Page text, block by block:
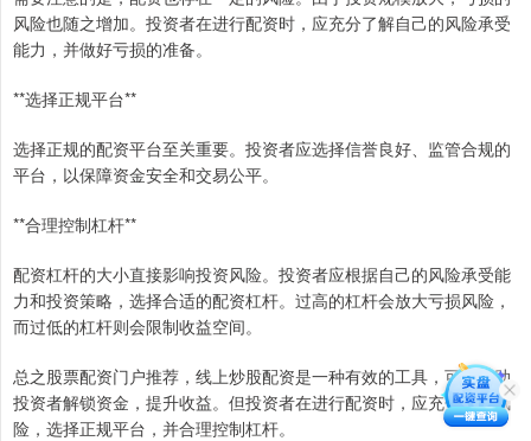
风险也随之增加。投资者在进行配资时，应充分了解自己的风险承受
能力，并做好亏损的准备。
**选择正规平台**
选择正规的配资平台至关重要。投资者应选择信誉良好、监管合规的
平台，以保障资金安全和交易公平。
**合理控制杠杆**
配资杠杆的大小直接影响投资风险。投资者应根据自己的风险承受能
力和投资策略，选择合适的配资杠杆。过高的杠杆会放大亏损风险，
而过低的杠杆则会限制收益空间。
总之股票配资门户推荐，线上炒股配资是一种有效的工具，可以帮助
投资者解锁资金，提升收益。但投资者在进行配资时，应充分了解风
险，选择正规平台，并合理控制杠杆。